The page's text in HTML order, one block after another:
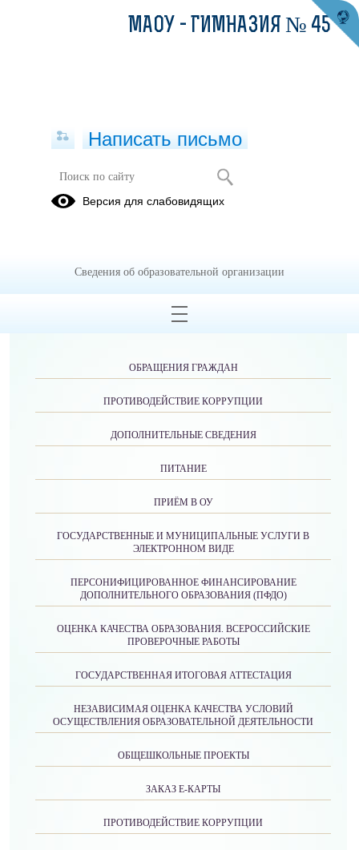
Нормативные документы
ОБРАЩЕНИЯ ГРАЖДАН
ПРОТИВОДЕЙСТВИЕ КОРРУПЦИИ
ДОПОЛНИТЕЛЬНЫЕ СВЕДЕНИЯ
ПИТАНИЕ
ПРИЁМ В ОУ
ГОСУДАРСТВЕННЫЕ И МУНИЦИПАЛЬНЫЕ УСЛУГИ В
ЭЛЕКТРОННОМ ВИДЕ
ПЕРСОНИФИЦИРОВАННОЕ ФИНАНСИРОВАНИЕ
ДОПОЛНИТЕЛЬНОГО ОБРАЗОВАНИЯ (ПФДО)
ОЦЕНКА КАЧЕСТВА ОБРАЗОВАНИЯ. ВСЕРОССИЙСКИЕ
ПРОВЕРОЧНЫЕ РАБОТЫ
ГОСУДАРСТВЕННАЯ ИТОГОВАЯ АТТЕСТАЦИЯ
НЕЗАВИСИМАЯ ОЦЕНКА КАЧЕСТВА УСЛОВИЙ
ОСУЩЕСТВЛЕНИЯ ОБРАЗОВАТЕЛЬНОЙ ДЕЯТЕЛЬНОСТИ
ОБЩЕШКОЛЬНЫЕ ПРОЕКТЫ
ЗАКАЗ Е-КАРТЫ
ПРОТИВОДЕЙСТВИЕ КОРРУПЦИИ
МАОУ - ГИМНАЗИЯ № 45
Написать письмо
Версия для слабовидящих
Сведения об образовательной организации